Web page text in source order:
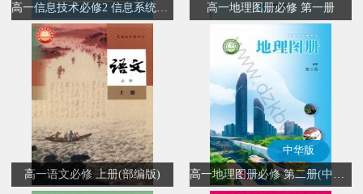
高一地理图册必修 第一册
高一语文必修 上册(部编版)
中华版
高一地理图册必修 第二册(中华版)